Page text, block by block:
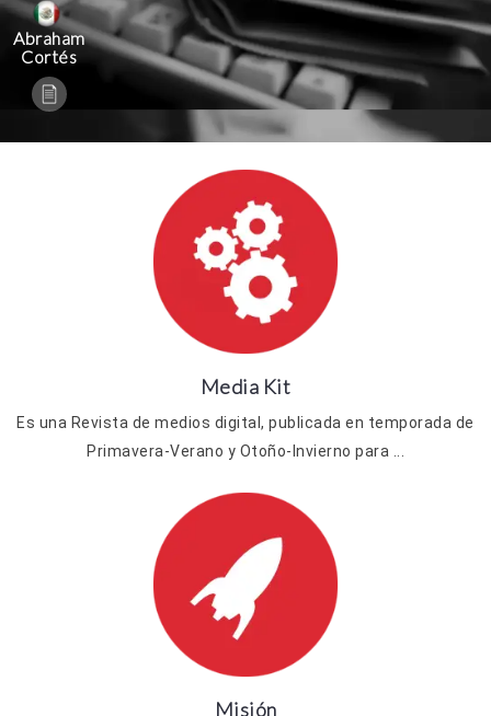
Abraham
Cortés
Media Kit
Es una Revista de medios digital, publicada en temporada de
Primavera-Verano y Otoño-Invierno para ...
Misión